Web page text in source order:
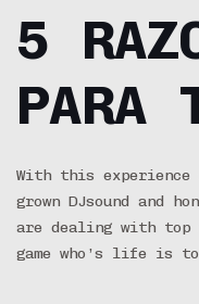
5
PARA
LOS
MI
With this experience
grown DJsound and
are dealing with
game who’s life is